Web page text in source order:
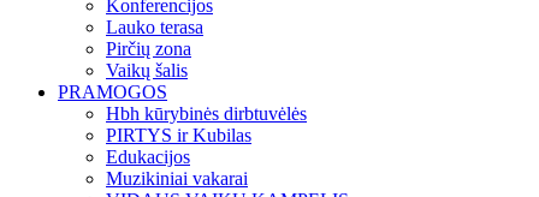
Konferencijos
Lauko terasa
Pirčių zona
Vaikų šalis
PRAMOGOS
Hbh kūrybinės dirbtuvėlės
PIRTYS ir Kubilas
Edukacijos
Muzikiniai vakarai